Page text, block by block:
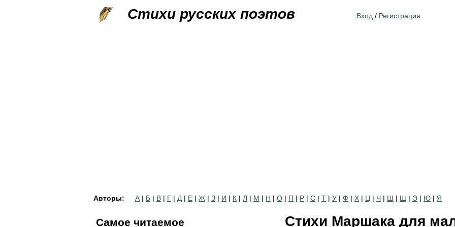
Стихи русских поэтов Вход / Регистрация
Авторы: А | Б | В | Г | Д | Е | Ж | З | И | К | Л | М | Н | О | П | Р | С | Т | У | Ф | Х | Ц | Ч | Ш | Щ | Э | Ю | Я
Стихи Маршака для
Самое читаемое